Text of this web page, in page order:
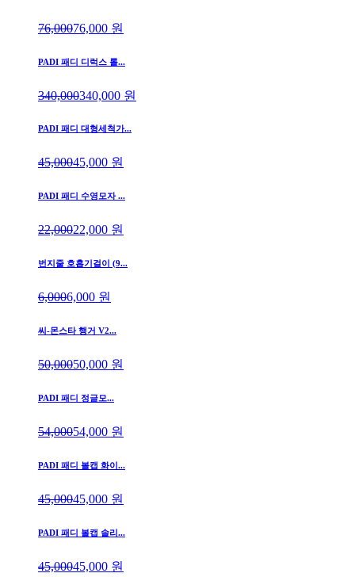
76,00076,000 원
PADI 패디 디럭스 롤...
340,000340,000 원
PADI 패디 대형세척가...
45,00045,000 원
PADI 패디 수영모자 ...
22,00022,000 원
번지줄 호흡기걸이 (9...
6,0006,000 원
씨-몬스타 행거 V2...
50,00050,000 원
PADI 패디 정글모...
54,00054,000 원
PADI 패디 볼캡 화이...
45,00045,000 원
PADI 패디 볼캡 솔리...
45,00045,000 원